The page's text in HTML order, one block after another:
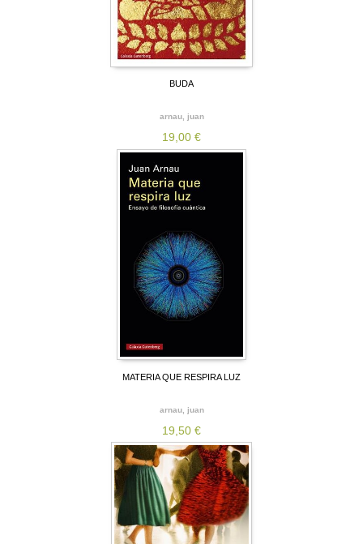
BUDA
arnau, juan
19,00 €
MATERIA QUE RESPIRA LUZ
arnau, juan
19,50 €